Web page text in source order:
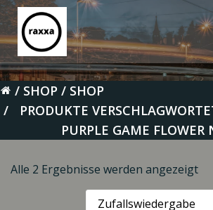
Inhalt
springen
SHOP
SHOP
PRODUKTE
PURPLE GAME FLOWER
Alle 2 Ergebnisse werden angezeigt